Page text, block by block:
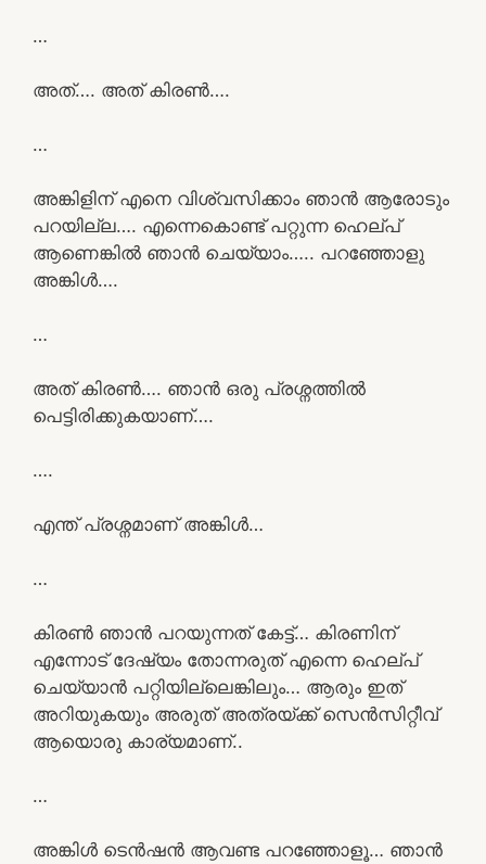
…
അത്…. അത് കിരൺ….
…
അങ്കിളിന് എനെ വിശ്വസിക്കാം ഞാൻ ആരോടും
പറയില്ല…. എന്നെകൊണ്ട് പറ്റുന്ന ഹെല്പ്
ആണെങ്കിൽ ഞാൻ ചെയ്യാം….. പറഞ്ഞോളു
അങ്കിൾ….
…
അത് കിരൺ…. ഞാൻ ഒരു പ്രശ്നത്തിൽ
പെട്ടിരിക്കുകയാണ്….
….
എന്ത് പ്രശ്നമാണ് അങ്കിൾ…
…
കിരൺ ഞാൻ പറയുന്നത് കേട്ട്… കിരണിന്
എന്നോട് ദേഷ്യം തോന്നരുത് എന്നെ ഹെല്പ്
ചെയ്യാൻ പറ്റിയില്ലെങ്കിലും… ആരും ഇത്
അറിയുകയും അരുത് അത്രയ്ക്ക് സെൻസിറ്റീവ്
ആയൊരു കാര്യമാണ്..
…
അങ്കിൾ ടെൻഷൻ ആവണ്ട പറഞ്ഞോളൂ… ഞാൻ